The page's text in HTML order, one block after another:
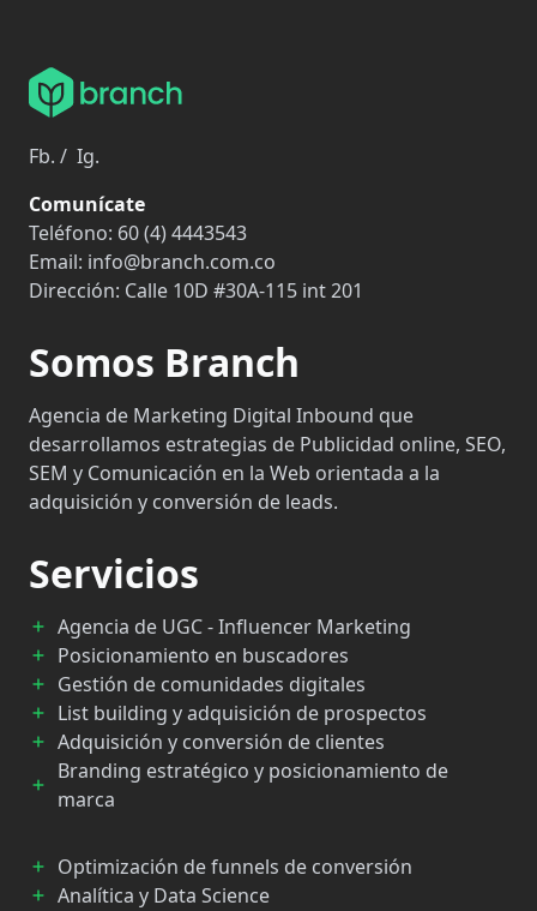
Fb. / Ig.
Comunícate
Teléfono: 60 (4) 4443543
Email: info@branch.com.co
Dirección: Calle 10D #30A-115 int 201
Somos Branch
Agencia de Marketing Digital Inbound que
desarrollamos estrategias de Publicidad online, SEO,
SEM y Comunicación en la Web orientada a la
adquisición y conversión de leads.
Servicios
Agencia de UGC - Influencer Marketing
Posicionamiento en buscadores
Gestión de comunidades digitales
List building y adquisición de prospectos
Adquisición y conversión de clientes
Branding estratégico y posicionamiento de
marca
Optimización de funnels de conversión
Analítica y Data Science